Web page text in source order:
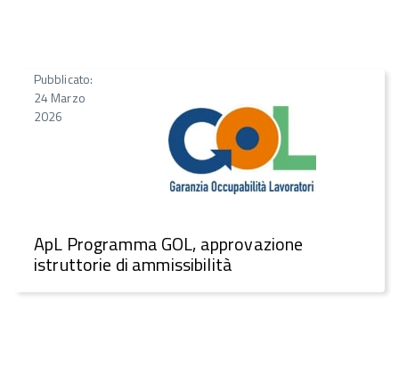
Pubblicato:
24 Marzo
2026
ApL Programma GOL, approvazione
istruttorie di ammissibilità